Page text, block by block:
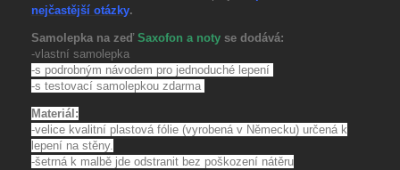
nejčastější otázky.
Samolepka na zeď Saxofon a noty se dodává:
-vlastní samolepka
-s podrobným návodem pro jednoduché lepení
-s testovací samolepkou zdarma
Materiál:
-velice kvalitní plastová fólie (vyrobená v Německu) určená k
lepení na stěny.
-šetrná k malbě jde odstranit bez poškození nátěru